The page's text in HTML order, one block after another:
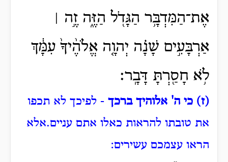
אֶת־הַמִּדְבָּ֥ר הַגָּדֹ֖ל הַזֶּ֑ה זֶ֣ה ׀
אַרְבָּעִ֣ים שָׁנָ֗ה יְהוָ֤ה אֱלֹהֶ֨יךָ֙ עִמָּ֔ךְ
לֹ֥א חָסַ֖רְתָּ דָּבָֽר׃
(ז) כי ה' אלוהיך ברכך - לפיכך לא תכפו
את טובתו להראות כאלו אתם עניים.אלא
הראו עצמכם עשירים: